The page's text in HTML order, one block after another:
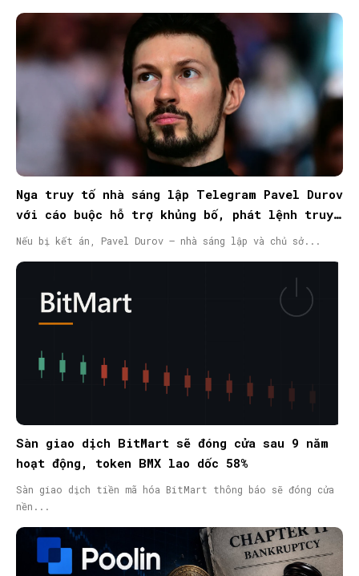
Nga truy tố nhà sáng lập Telegram Pavel Durov
với cáo buộc hỗ trợ khủng bố, phát lệnh truy
nã quốc tế
Nếu bị kết án, Pavel Durov – nhà sáng lập và chủ sở...
Sàn giao dịch BitMart sẽ đóng cửa sau 9 năm
hoạt động, token BMX lao dốc 58%
Sàn giao dịch tiền mã hóa BitMart thông báo sẽ đóng cửa
nền...